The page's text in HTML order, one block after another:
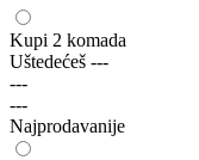
Kupi 2 komada
Uštedećeš ---
---
---
Najprodavanije